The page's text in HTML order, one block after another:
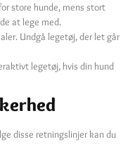
store hunde, mens stort
at lege med.
Undgå legetøj, der let går
legetøj, hvis din hund
disse retningslinjer kan du